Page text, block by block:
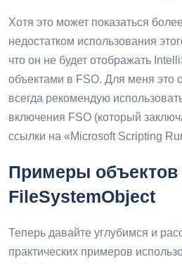
Хотя это может показаться
недостатком использования
что он не будет отображать
объектами в FSO. Для меня это
всегда рекомендую
включения FSO (который
ссылки на «Microsoft Scripting
Примеры объектов
FileSystemObject
Теперь давайте углубимся и
практических примеров